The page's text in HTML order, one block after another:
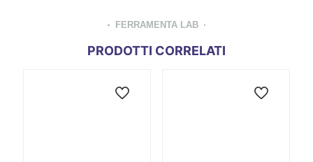
FERRAMENTA LAB
PRODOTTI CORRELATI